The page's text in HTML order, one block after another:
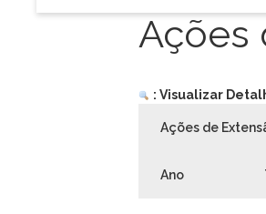
Ações
: Visualizar
Ações de
Ano